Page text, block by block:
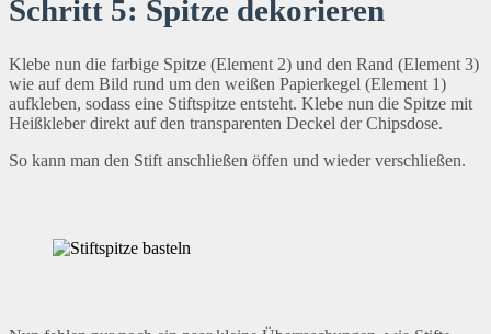
Schritt 5: Spitze dekorieren
Klebe nun die farbige Spitze (Element 2) und den Rand (Element 3)
wie auf dem Bild rund um den weißen Papierkegel (Element 1)
aufkleben, sodass eine Stiftspitze entsteht. Klebe nun die Spitze mit
Heißkleber direkt auf den transparenten Deckel der Chipsdose.
So kann man den Stift anschließen öffen und wieder verschließen.